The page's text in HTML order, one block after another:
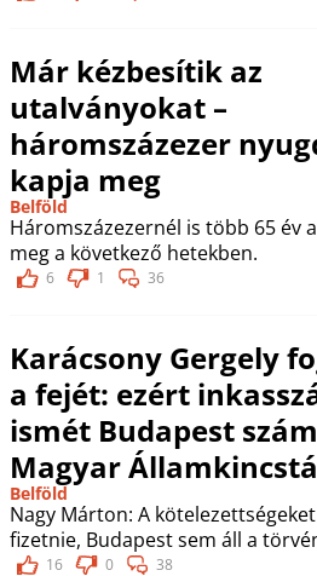
Már kézbesítik az
utalványokat –
háromszázezer
kapja meg
Belföld
Háromszázezernél is több 65 év
meg a következő hetekben.
6 1 36
Karácsony Gergely
a fejét: ezért
ismét Budapest
Magyar
Belföld
Nagy Márton: A
fizetnie, Budapest sem áll a
16 0 38